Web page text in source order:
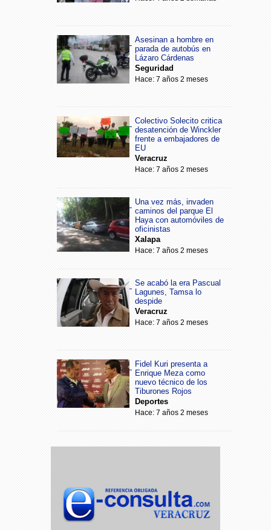
Asesinan a hombre en
parada de autobús en
Lázaro Cárdenas
Seguridad
Hace: 7 años 2 meses
Colectivo Solecito critica
desatención de Winckler
frente a embajadores de
EU
Veracruz
Hace: 7 años 2 meses
Una vez más, invaden
caminos del parque El
Haya con automóviles de
oficinistas
Xalapa
Hace: 7 años 2 meses
Se acabó la era Pascual
Lagunes, Tamsa lo
despide
Veracruz
Hace: 7 años 2 meses
Fidel Kuri presenta a
Enrique Meza como
nuevo técnico de los
Tiburones Rojos
Deportes
Hace: 7 años 2 meses